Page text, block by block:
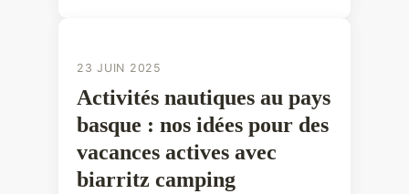
23 JUIN 2025
Activités nautiques au pays
basque : nos idées pour des
vacances actives avec
biarritz camping